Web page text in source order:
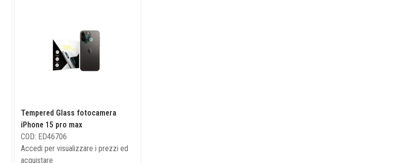
Tempered Glass fotocamera
iPhone 15 pro max
COD: ED46706
Accedi per visualizzare i prezzi ed
acquistare